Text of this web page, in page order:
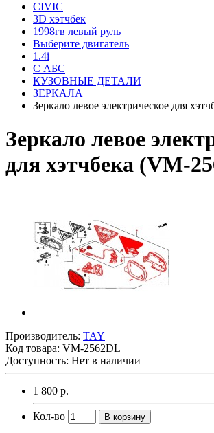
CIVIC
3D хэтчбек
1998гв левый руль
Выберите двигатель
1.4i
С АБС
КУЗОВНЫЕ ДЕТАЛИ
ЗЕРКАЛА
Зеркало левое электрическое для
Зеркало левое
для хэтчбека (VM-
Производитель: TAY
Код товара: VM-2562DL
Доступность: Нет в наличии
1 800 р.
Кол-во В корзину